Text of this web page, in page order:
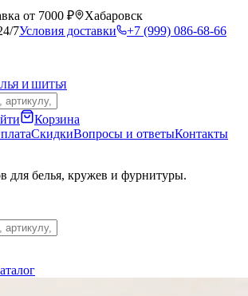
от 7000 ₽
Хабаровск
7Условия доставки
+7 (999) 086-68-66
И ШИТЬЯ
Корзина
СкидкиВопросы и ответыКонтакты
для белья, кружев и фурнитуры.